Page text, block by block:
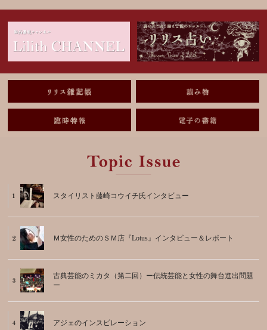
スタイリスト藤崎コウイチ氏インタビュー
Ｍ女性のためのＳＭ店『Lotus』インタビュー＆レポート
古典芸能のミカタ（第二回）ー伝統芸能と女性の舞台進出問題
ー
アジェのインスピレーション